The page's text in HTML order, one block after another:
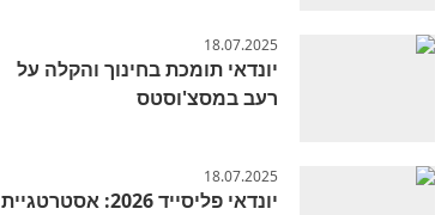
18.07.2025
יונדאי תומכת בחינוך והקלה על
רעב במסצ'וסטס
18.07.2025
יונדאי פליסייד 2026: אסטרטגיית